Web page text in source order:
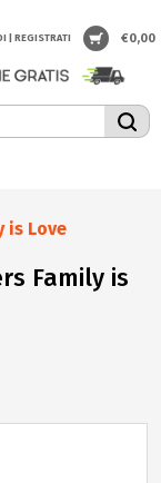
is Love
Family is
| REGISTRATI €0,00